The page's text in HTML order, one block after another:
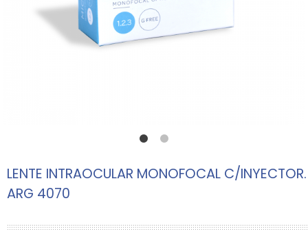
LENTE INTRAOCULAR MONOFOCAL C/INYECTOR.
ARG 4070